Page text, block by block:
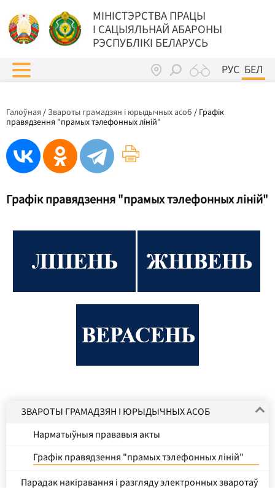
МIНIСТЭРСТВА ПРАЦЫ
I САЦЫЯЛЬНАЙ АБАРОНЫ
РЭСПУБЛІКІ БЕЛАРУСЬ
РУС БЕЛ
Галоўная /Звароты грамадзян і юрыдычных асоб / Графік
правядзення "прамых тэлефонных ліній"
Графік правядзення "прамых тэлефонных ліній"
ЗВАРОТЫ ГРАМАДЗЯН І ЮРЫДЫЧНЫХ АСОБ
Нарматыўныя прававыя акты
Графік правядзення "прамых тэлефонных ліній"
Парадак накіравання і разгляду электронных зваротаў